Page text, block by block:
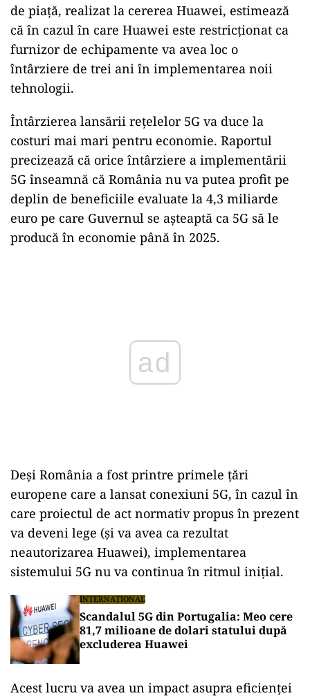
de piață, realizat la cererea Huawei, estimează
că în cazul în care Huawei este restricționat ca
furnizor de echipamente va avea loc o
întârziere de trei ani în implementarea noii
tehnologii.
Întârzierea lansării rețelelor 5G va duce la
costuri mai mari pentru economie. Raportul
precizează că orice întârziere a implementării
5G înseamnă că România nu va putea profit pe
deplin de beneficiile evaluate la 4,3 miliarde
euro pe care Guvernul se așteaptă ca 5G să le
producă în economie până în 2025.
Deși România a fost printre primele ţări
europene care a lansat conexiuni 5G, în cazul în
care proiectul de act normativ propus în prezent
va deveni lege (şi va avea ca rezultat
neautorizarea Huawei), implementarea
sistemului 5G nu va continua în ritmul iniţial.
INTERNAȚIONAL
Scandalul 5G din Portugalia: Meo cere
81,7 milioane de dolari statului după
excluderea Huawei
Acest lucru va avea un impact asupra eficienţei